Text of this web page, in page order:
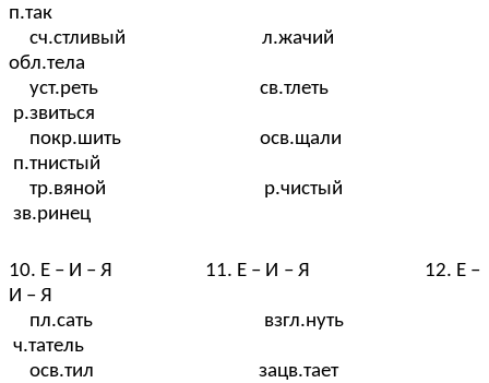
п.так
сч.стливый л.жачий
обл.тела
уст.реть св.тлеть
р.звиться
покр.шить осв.щали
п.тнистый
тр.вяной р.чистый
зв.ринец
10. Е – И – Я 11. Е – И – Я 12. Е –
И – Я
пл.сать взгл.нуть
ч.татель
осв.тил зацв.тает